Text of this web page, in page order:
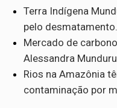
Terra Indígena
pelo desmatamento.
Mercado de
Alessandra
Rios na Amazônia
contaminação por